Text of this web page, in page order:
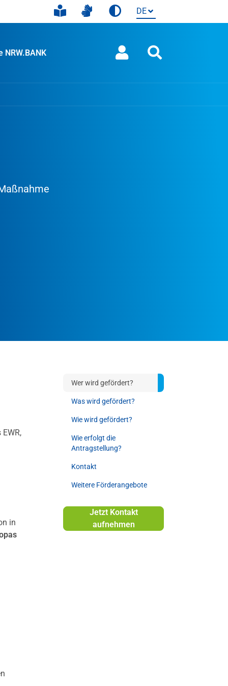
NRW.BANK
in
Jetzt Kontakt
aufnehmen
Wer wird gefördert?
Was wird gefördert?
Wie wird gefördert?
Wie erfolgt die
Antragstellung?
Kontakt
Weitere Förderangebote